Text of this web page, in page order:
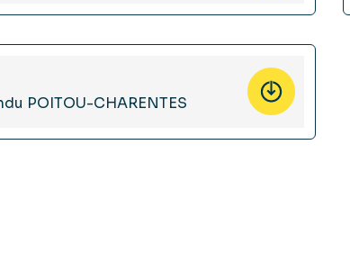
POITOU-CHARENTES